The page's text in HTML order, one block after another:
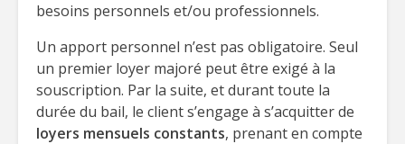
besoins personnels et/ou professionnels.
Un apport personnel n’est pas obligatoire. Seul
un premier loyer majoré peut être exigé à la
souscription. Par la suite, et durant toute la
durée du bail, le client s’engage à s’acquitter de
loyers mensuels constants, prenant en compte